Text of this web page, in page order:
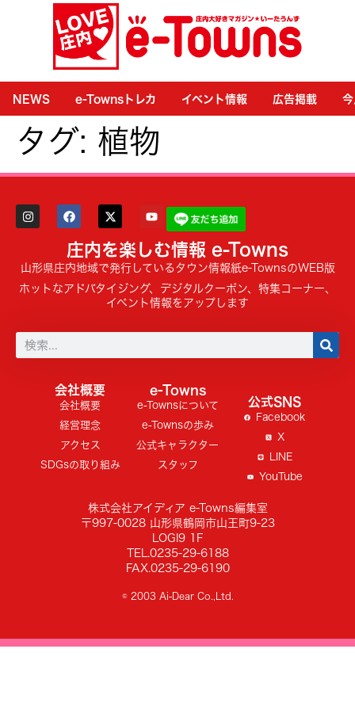
NEWS e-Townsトレカ イベント情報 広告掲載
タグ: 植物
庄内を楽しむ情報 e-Towns
山形県庄内地域で発行しているタウン情報紙e-TownsのWEB版
ホットなアドバタイジング、デジタルクーポン、特集コーナー、
イベント情報をアップします
会社概要
会社概要
経営理念
アクセス
SDGsの取り組み
e-Towns
e-Townsについて
e-Townsの歩み
公式キャラクター
スタッフ
公式SNS
Facebook
X
LINE
YouTube
株式会社アイディア e-Towns編集室
〒997-0028 山形県鶴岡市山王町9-23
LOGI9 1F
TEL.0235-29-6188
FAX.0235-29-6190
© 2003 Ai-Dear Co.,Ltd.